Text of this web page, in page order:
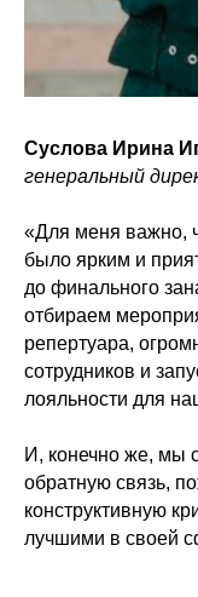
Суслова Ирина
генеральный
«Для меня важно,
было ярким и
до финального
отбираем
репертуара,
сотрудников и
лояльности для
И, конечно же, мы
обратную связь,
конструктивную
лучшими в своей